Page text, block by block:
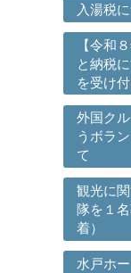
入湯税
【令和
と納税
を受け
外国ク
うボラ
て
観光に
隊を１
着）
水戸ホ